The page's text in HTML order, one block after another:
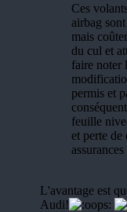
Ces
airbag
mais
du cul et
faire noter
permis et
feuille
et perte de
assurances
L'avantage est
Audi!